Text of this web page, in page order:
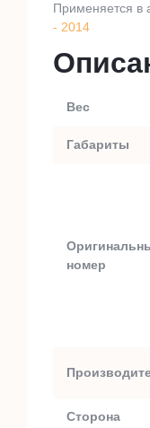
Применяется в
- 2014
Вес
Габариты
номер
Сторона